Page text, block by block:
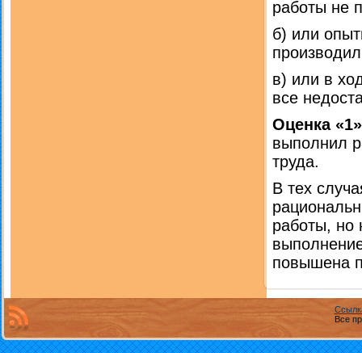
работы не
б) или
в) или в
все
Оценка «1»
выполнил
труда.
В тех
работы, но
повышена
Все